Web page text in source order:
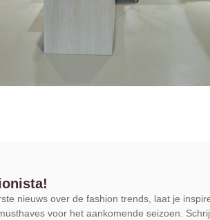
nieuws over de fashion trends, laat je
voor het aankomende seizoen.